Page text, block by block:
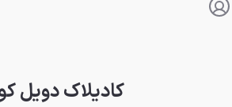
کادیلاک دویل کوپه ۱۹۷۹، ابهت و شکوه بی‌پایان با قیمت